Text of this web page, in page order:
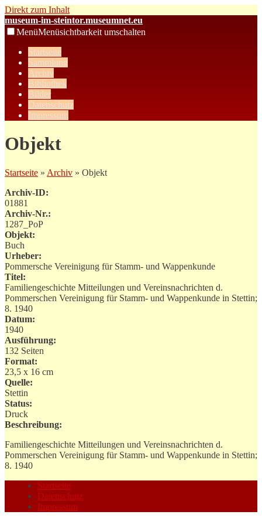
Direkt zum Inhalt
museum-im-steintor.museumnet.eu
MenüMenüsichtbarkeit umschalten
Startseite
Sammlung
Archiv
Bibliothek
Bilder
Datenschutz
Impressum
Objekt
Startseite » Archiv » Objekt
Archiv-ID:
01881
Archiv-Nr.:
1287_PoP
Objekt:
Buch
Urheber:
Pommersche Vereinigung für Stamm- und Wappenkunde
Titel:
Familiengeschichte Mitteilungen und Vereinsnachrichten d.
Pommerschen Vereinigung für Stamm- und Wappenkunde in Stettin;
8. 1940
Datum:
1940
Ausführung:
132 Seiten
Format:
23,5 x 16 cm
Quelle:
Stettin
Status:
Druck
Beschreibung:
Familiengeschichte Mitteilungen und Vereinsnachrichten d.
Pommerschen Vereinigung für Stamm- und Wappenkunde in Stettin;
8. 1940
Startseite
Datenschutz
Impressum